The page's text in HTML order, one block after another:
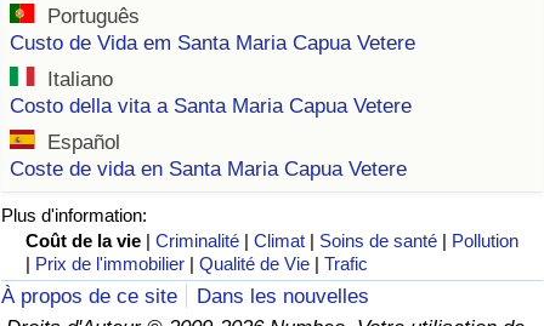
Português
Custo de Vida em Santa Maria Capua Vetere
Italiano
Costo della vita a Santa Maria Capua Vetere
Español
Coste de vida en Santa Maria Capua Vetere
Plus d'information:
Coût de la vie |Criminalité |Climat | Soins de santé | Pollution
| Prix de l'immobilier |Qualité de Vie |Trafic
À propos de ce site
Dans les nouvelles